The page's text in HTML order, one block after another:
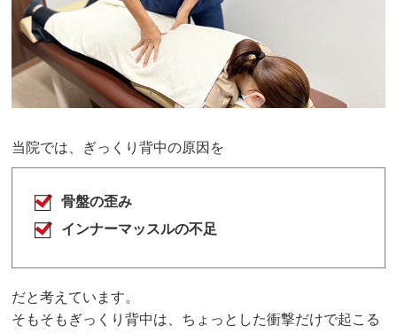
当院では、ぎっくり背中の原因を
骨盤の歪み
インナーマッスルの不足
だと考えています。
そもそもぎっくり背中は、ちょっとした衝撃だけで起こる